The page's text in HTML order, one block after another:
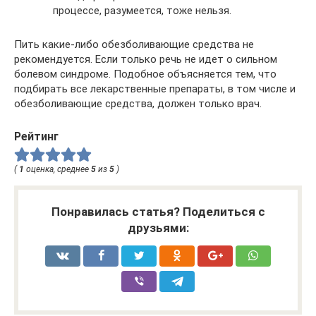
процессе, разумеется, тоже нельзя.
Пить какие-либо обезболивающие средства не
рекомендуется. Если только речь не идет о сильном
болевом синдроме. Подобное объясняется тем, что
подбирать все лекарственные препараты, в том числе и
обезболивающие средства, должен только врач.
Рейтинг
( 1 оценка, среднее 5 из 5 )
Понравилась статья? Поделиться с
друзьями: